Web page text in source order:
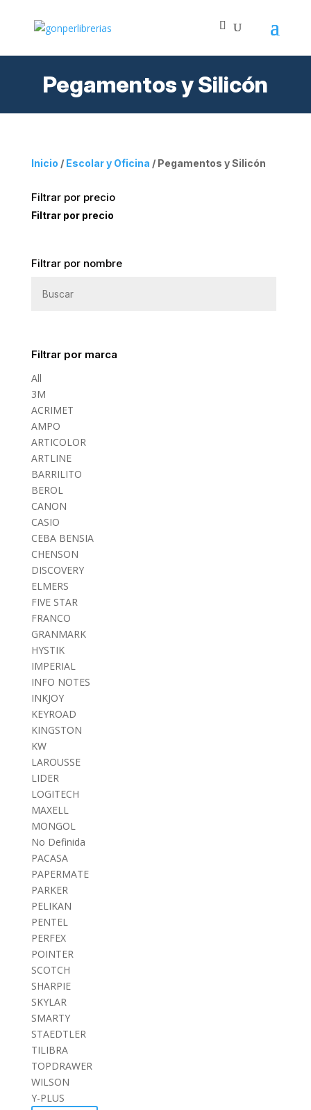
Pegamentos y Silicón
Inicio / Escolar y Oficina / Pegamentos y Silicón
Filtrar por precio
Filtrar por precio
Filtrar por nombre
Filtrar por marca
All
3M
ACRIMET
AMPO
ARTICOLOR
ARTLINE
BARRILITO
BEROL
CANON
CASIO
CEBA BENSIA
CHENSON
DISCOVERY
ELMERS
FIVE STAR
FRANCO
GRANMARK
HYSTIK
IMPERIAL
INFO NOTES
INKJOY
KEYROAD
KINGSTON
KW
LAROUSSE
LIDER
LOGITECH
MAXELL
MONGOL
No Definida
PACASA
PAPERMATE
PARKER
PELIKAN
PENTEL
PERFEX
POINTER
SCOTCH
SHARPIE
SKYLAR
SMARTY
STAEDTLER
TILIBRA
TOPDRAWER
WILSON
Y-PLUS